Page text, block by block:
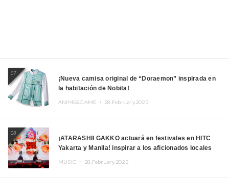
07
¡Nueva camisa original de “Doraemon” inspirada en
la habitación de Nobita!
ANIME&GAME ・ 28.February.2023
08
¡ATARASHII GAKKO actuará en festivales en HITC
Yakarta y Manila! inspirar a los aficionados locales
MUSIC ・ 28.February.2023